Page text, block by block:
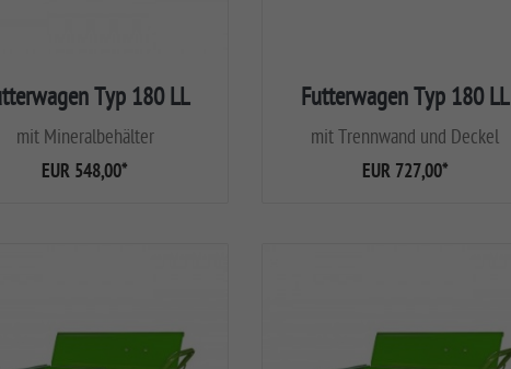
Typ 180 LL
mit Mineralbehälter
EUR 548,00*
Futterwagen Typ 180 LL
mit Trennwand und Deckel
EUR 727,00*